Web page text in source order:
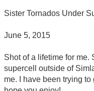
Sister Tornados Under
June 5, 2015
Shot of a lifetime for me.
supercell outside of
me. I have been trying to